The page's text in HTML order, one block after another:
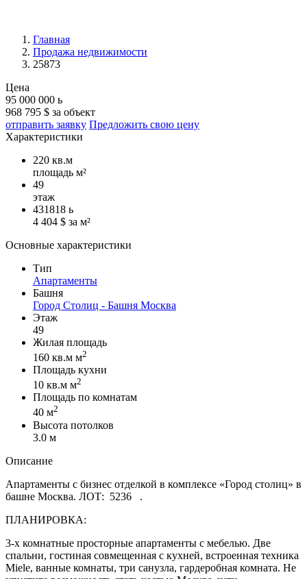
Главная
Продажа недвижимости
25873
Цена
95 000 000 ь
968 795 $ за объект
отправить заявку Предложить свою цену
Характеристики
220 кв.м
площадь м²
49
этаж
431818 ь
4 404 $ за м²
Основные характеристики
Тип
Апартаменты
Башня
Город Столиц - Башня Москва
Этаж
49
Жилая площадь
160 кв.м м2
Площадь кухни
10 кв.м м2
Площадь по комнатам
40 м2
Высота потолков
3.0 м
Описание
Апартаменты с бизнес отделкой в комплексе «Город столиц» в
башне Москва. ЛОТ: 5236 .
ПЛАНИРОВКА:
3-х комнатные просторные апартаменты с мебелью. Две
спальни, гостиная совмещенная с кухней, встроенная техника
Miele, ванные комнаты, три санузла, гардеробная комната. Не